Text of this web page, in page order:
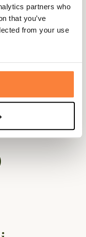
partners who
that you’ve
from your use